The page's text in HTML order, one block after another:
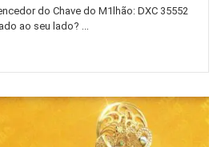
do Chave do M1lhão: DXC 35552
ao seu lado?